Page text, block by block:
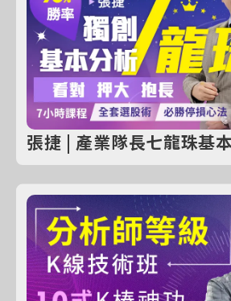
張捷 | 產業隊長七龍珠基